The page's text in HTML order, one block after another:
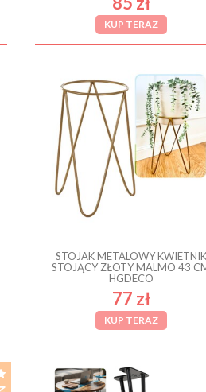
KUP TERAZ
STOJAK METALOWY KWIETNIK
STOJĄCY ZŁOTY MALMO 43
HGDECO
77 zł
KUP TERAZ